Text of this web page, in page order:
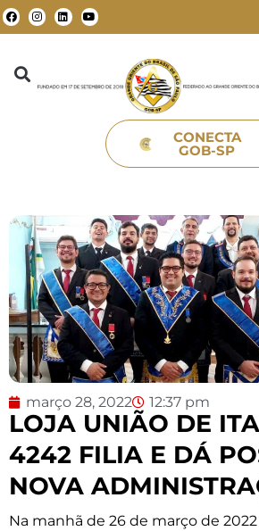
CONECTA
GOB-SP
março 28, 2022 12:37 pm
LOJA UNIÃO DE
4242 FILIA E DÁ
NOVA
Na manhã de 26 de março de